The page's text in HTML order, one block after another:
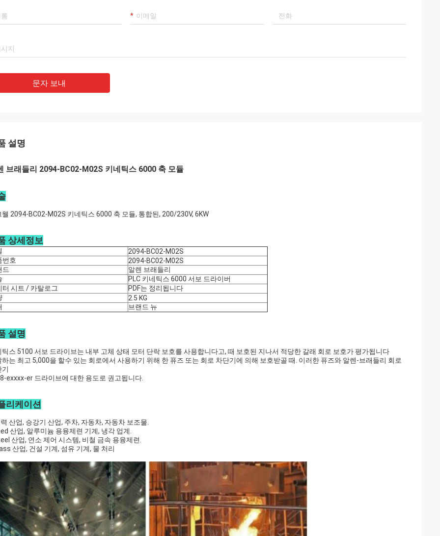
문자 보내
설명
브래들리 2094-BC02-M02S 키네틱스 6000 축 모듈
웰 2094-BC02-M02S 키네틱스 6000 축 모듈, 통합된, 200/230V, 6KW
상세정보
2094-BC02-M02S
번호
2094-BC02-M02S
드
알렌 브래들리
PLC 키네틱스 6000 서보 드라이버
터 시트 / 카탈로그
PDF는 정리됩니다
2.5 KG
브랜드 뉴
설명
틱스 5100 서보 드라이브는 내부 고체 상태 모터 단락 보호를 사용합니다고, 때 보호된 지나서 적당한 갈래 회로 보호가 평가됩니다
하는 최고 5,000을 할수 있는 회로에서 사용하기 위해 한 퓨즈 또는 회로 차단기에 의해 보호받골 때. 이러한 퓨즈와 알렌-브래들리 회로
기
exxxx-er 드라이브에 대한 용도로 권고됩니다.
리케이션
산업, 승강기 산업, 주차, 자동차, 자동차 보조물.
산업, 알루미늄 용융제련 기계, 냉각 업계.
산업, 연소 제어 시스템, 비철 금속 용융제련.
산업, 건설 기계, 섬유 기계, 물 처리